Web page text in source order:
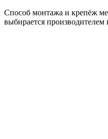
Способ монтажа и крепёж
выбирается